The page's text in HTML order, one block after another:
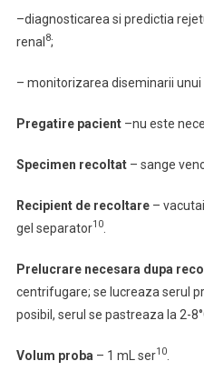
–diagnosticarea si predictia
renal 8;
– monitorizarea diseminarii unui
Pregatire pacient –nu este
Specimen recoltat – sange
Recipient de recoltare –
gel separator10.
Prelucrare necesara dupa
centrifugare; se lucreaza serul
posibil, serul se pastreaza la 2-
Volum proba – 1 mL ser10.